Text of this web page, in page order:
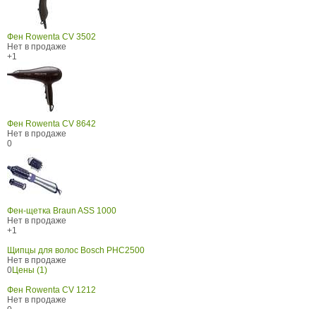
Фен Rowenta CV 3502
Нет в продаже
+1
Фен Rowenta CV 8642
Нет в продаже
0
Фен-щетка Braun ASS 1000
Нет в продаже
+1
Щипцы для волос Bosch PHC2500
Нет в продаже
0Цены (1)
Фен Rowenta CV 1212
Нет в продаже